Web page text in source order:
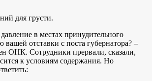
для грусти.
в местах принудительного
вашей отставки с поста губернатора? –
ОНК. Сотрудники прервали, сказали,
к условиям содержания. Но